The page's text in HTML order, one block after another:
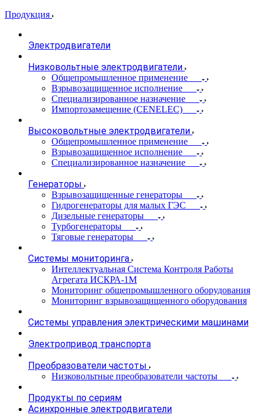
Продукция
Электродвигатели
Низковольтные электродвигатели
Общепромышленное применение
Взрывозащищенное исполнение
Специализированное назначение
Импортозамещение (CENELEC)
Высоковольтные электродвигатели
Общепромышленное применение
Взрывозащищенное исполнение
Специализированное назначение
Генераторы
Взрывозащищенные генераторы
Гидрогенераторы для малых ГЭС
Дизельные генераторы
Турбогенераторы
Тяговые генераторы
Системы мониторинга
Интеллектуальная Система Контроля Работы
Агрегата ИСКРА-1М
Мониторинг общепромышленного оборудования
Мониторинг взрывозащищенного оборудования
Системы управления электрическими машинами
Электропривод транспорта
Преобразователи частоты
Низковольтные преобразователи частоты
Продукты по сериям
Асинхронные электродвигатели